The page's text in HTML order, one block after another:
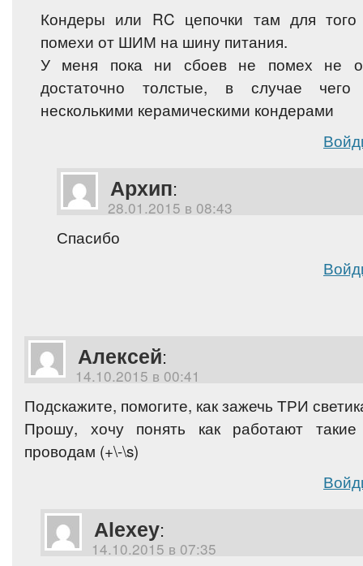
Кондеры или RC цепочки там для
помехи от ШИМ на шину питания.
У меня пока ни сбоев не помех не
достаточно толстые, в случае
несколькими керамическими кондерами
Архип:
28.01.2015 в 08:43
Спасибо
Алексей:
14.10.2015 в 00:41
Подскажите, помогите, как зажечь ТРИ
Прошу, хочу понять как работают
проводам (+\-\s)
Alexey:
14.10.2015 в 07:35